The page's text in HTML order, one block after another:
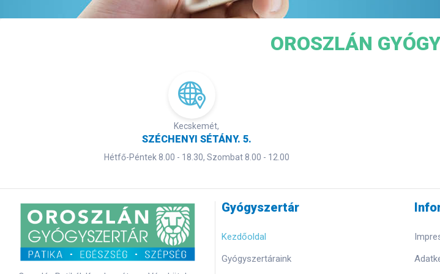
OROSZLÁN
Kecskemét,
SZÉCHENYI SÉTÁNY. 5.
Hétfő-Péntek 8.00 - 18.30, Szombat 8.00 - 12.00
Gyógyszertár
Kezdőoldal
Gyógyszertáraink